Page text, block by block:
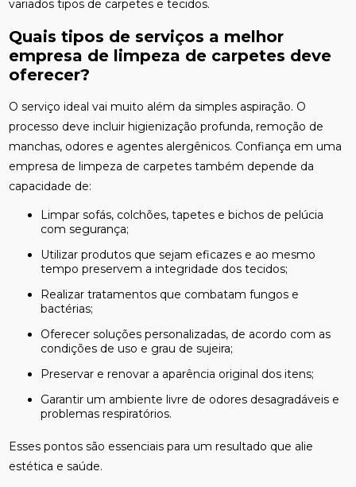
variados tipos de carpetes e tecidos.
Quais tipos de serviços a melhor
empresa de limpeza de carpetes deve
oferecer?
O serviço ideal vai muito além da simples aspiração. O
processo deve incluir higienização profunda, remoção de
manchas, odores e agentes alergênicos. Confiança em uma
empresa de limpeza de carpetes também depende da
capacidade de:
Limpar sofás, colchões, tapetes e bichos de pelúcia
com segurança;
Utilizar produtos que sejam eficazes e ao mesmo
tempo preservem a integridade dos tecidos;
Realizar tratamentos que combatam fungos e
bactérias;
Oferecer soluções personalizadas, de acordo com as
condições de uso e grau de sujeira;
Preservar e renovar a aparência original dos itens;
Garantir um ambiente livre de odores desagradáveis e
problemas respiratórios.
Esses pontos são essenciais para um resultado que alie
estética e saúde.